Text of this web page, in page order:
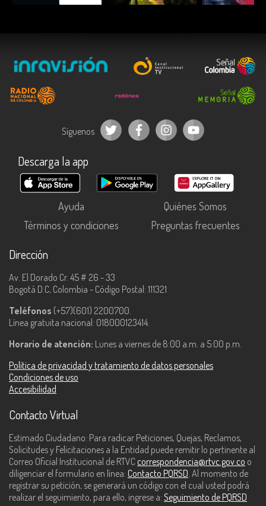
Síguenos
Descarga la app
Ayuda
Quiénes Somos
Términos y condiciones
Preguntas frecuentes
Dirección
Av. El Dorado Cr. 45 # 26 - 33
Bogotá D.C, Colombia - Código Postal: 111321
Teléfonos (+57)(601) 2200700.
Línea gratuita nacional: 018000123414.
Horario de atención: Lunes a viernes de 8:00 a.m. a 5:00 p.m.
Política de privacidad y tratamiento de datos personales
Condiciones de uso
Accesibilidad
Contacto Virtual
Estimado Ciudadano: Para radicar Peticiones, Quejas, Reclamos,
Solicitudes y Felicitaciones a la Entidad puede remitir lo pertinente al
Correo Oficial Institucional de RTVC correspondencia@rtvc.gov.co o
diligenciar el formulario en línea: Contacto PQRSD. Al momento de
registrar su petición, se generará un código con el cual usted podrá
realizar el seguimiento, para ello, ingrese a: Seguimiento de PQRSD